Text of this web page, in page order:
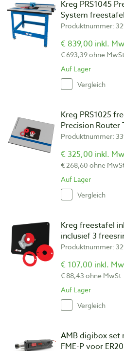
Kreg PRS1045
System freestafel
Produktnummer:
€ 839,00 inkl.
€ 693,39 ohne MwSt
Auf Lager
Vergleich
Kreg PRS1025
Precision Router
Produktnummer:
€ 325,00 inkl.
€ 268,60 ohne
Auf Lager
Vergleich
Kreg freestafel
inclusief 3
Produktnummer:
€ 107,00 inkl.
€ 88,43 ohne MwSt
Auf Lager
Vergleich
AMB digibox
FME-P voor